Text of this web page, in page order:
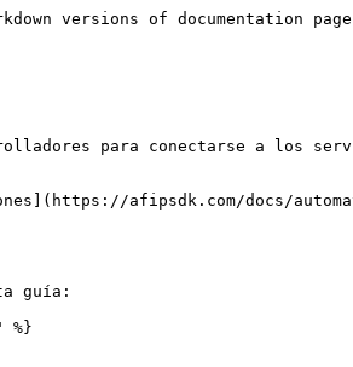
versions of documentation
para conectarse a los
afipsdk.com/docs/
guía:
%}